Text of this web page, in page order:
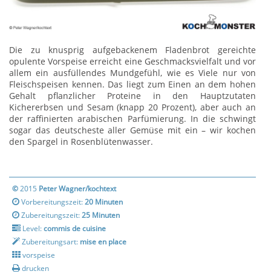
Die zu knusprig aufgebackenem Fladenbrot gereichte
opulente Vorspeise erreicht eine Geschmacksvielfalt und vor
allem ein ausfüllendes Mundgefühl, wie es Viele nur von
Fleischspeisen kennen. Das liegt zum Einen an dem hohen
Gehalt pflanzlicher Proteine in den Hauptzutaten
Kichererbsen und Sesam (knapp 20 Prozent), aber auch an
der raffinierten arabischen Parfümierung. In die schwingt
sogar das deutscheste aller Gemüse mit ein – wir kochen
den Spargel in Rosenblütenwasser.
©2015 Peter Wagner/kochtext
Vorbereitungszeit:20 Minuten
Zubereitungszeit:25 Minuten
Level:commis de cuisine
Zubereitungsart: mise en place
vorspeise
drucken